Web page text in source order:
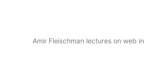
Amir Fleischman lectures on web